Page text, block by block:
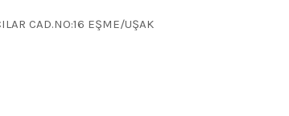
CAD.NO:16 EŞME/UŞAK